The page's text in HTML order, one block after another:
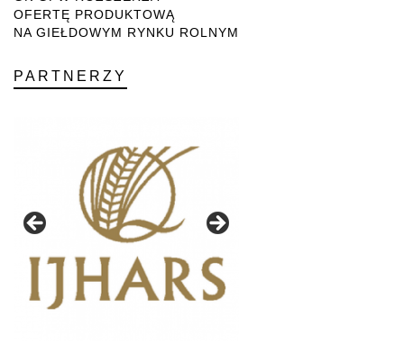
OFERTĘ PRODUKTOWĄ
NA GIEŁDOWYM RYNKU ROLNYM
PARTNERZY